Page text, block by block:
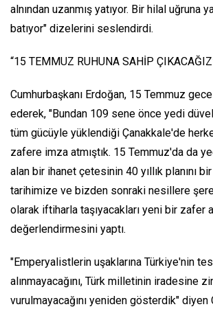
alnından uzanmış yatıyor. Bir hilal uğruna
batıyor" dizelerini seslendirdi.
“15 TEMMUZ RUHUNA SAHİP
Cumhurbaşkanı Erdoğan, 15 Temmuz
ederek, "Bundan 109 sene önce yedi
tüm gücüyle yüklendiği Çanakkale'de
zafere imza atmıştık. 15 Temmuz'da da
alan bir ihanet çetesinin 40 yıllık planını
tarihimize ve bizden sonraki nesillere
olarak iftiharla taşıyacakları yeni bir zafer
değerlendirmesini yaptı.
"Emperyalistlerin uşaklarına Türkiye'nin
alınmayacağını, Türk milletinin iradesine
vurulmayacağını yeniden gösterdik" diyen